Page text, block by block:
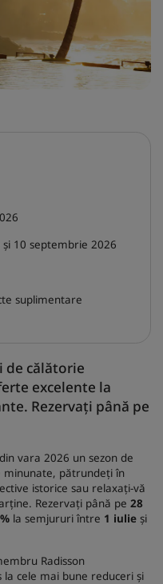
Inn by Radisson
de călătorie
excelente la
Rezervați până pe
vara 2026 un sezon de
minunate, pătrundeți în
istorice sau relaxați-vă
Rezervați până pe 28
la semjururi între 1 iulie și
Radisson
la cele mai bune reduceri și
10 septembrie 2026
suplimentare